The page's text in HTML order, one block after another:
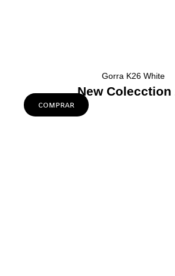
Gorra K26 White
New Colecction
comprar